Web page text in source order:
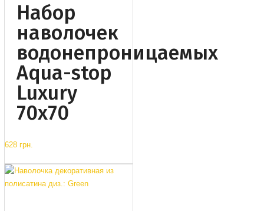
Набор
наволочек
водонепроницаемых
Aqua-stop
Luxury
70x70
628 грн.